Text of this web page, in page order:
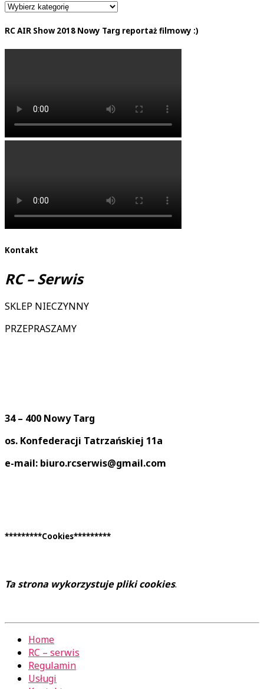
RC AIR Show 2018 Nowy Targ reportaż filmowy :)
Kontakt
RC – Serwis
SKLEP NIECZYNNY
PRZEPRASZAMY
34 – 400 Nowy Targ
os. Konfederacji Tatrzańskiej 11a
e-mail: biuro.rcserwis@gmail.com
*********Cookies*********
Ta strona wykorzystuje pliki cookies.
Home
RC – serwis
Regulamin
Usługi